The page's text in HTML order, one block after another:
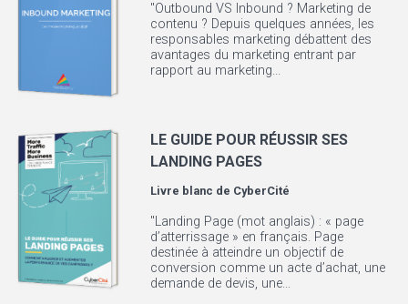
"Outbound VS Inbound ? Marketing de
contenu ? Depuis quelques années, les
responsables marketing débattent des
avantages du marketing entrant par
rapport au marketing...
LE GUIDE POUR RÉUSSIR SES
LANDING PAGES
Livre blanc de CyberCité
"Landing Page (mot anglais) : « page
d’atterrissage » en français. Page
destinée à atteindre un objectif de
conversion comme un acte d’achat, une
demande de devis, une...